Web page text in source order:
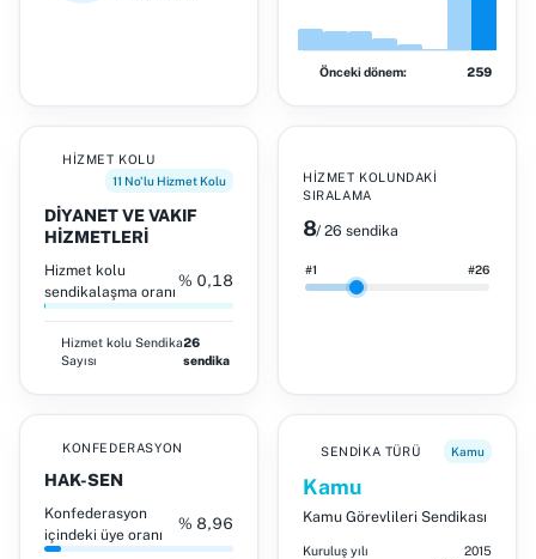
Önceki dönem: 259
HIZMET KOLU
11 No'lu Hizmet Kolu
DİYANET VE VAKIF
HİZMETLERİ
Hizmet kolu
sendikalaşma oranı
% 0,18
Hizmet kolu Sendika
Sayısı
26
sendika
HIZMET KOLUNDAKI
SIRALAMA
8/ 26 sendika
#1 #26
KONFEDERASYON
HAK-SEN
Konfederasyon
içindeki üye oranı
% 8,96
SENDIKA TÜRÜ Kamu
Kamu
Kamu Görevlileri Sendikası
Kuruluş yılı
2015